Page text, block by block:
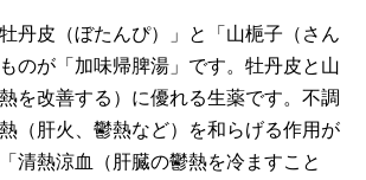
丹皮（ぼたんぴ）」と「山梔子（さん
のが「加味帰脾湯」です。牡丹皮と山
を改善する）に優れる生薬です。不調
（肝火、鬱熱など）を和らげる作用が
清熱涼血（肝臓の鬱熱を冷ますこと